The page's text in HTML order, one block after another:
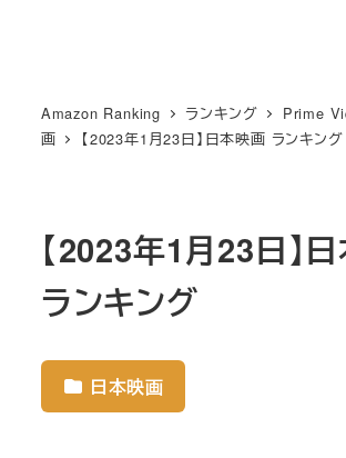
Amazon Ranking ランキング Prime
画
【2023年1月23日】日本映画 ランキング
【2023年1月23日】
ランキング
日本映画